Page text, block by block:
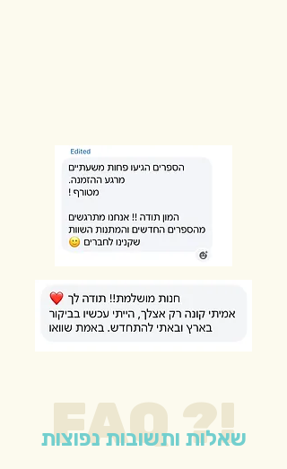
FAQ ?!
שאלות ותשובות נפוצות